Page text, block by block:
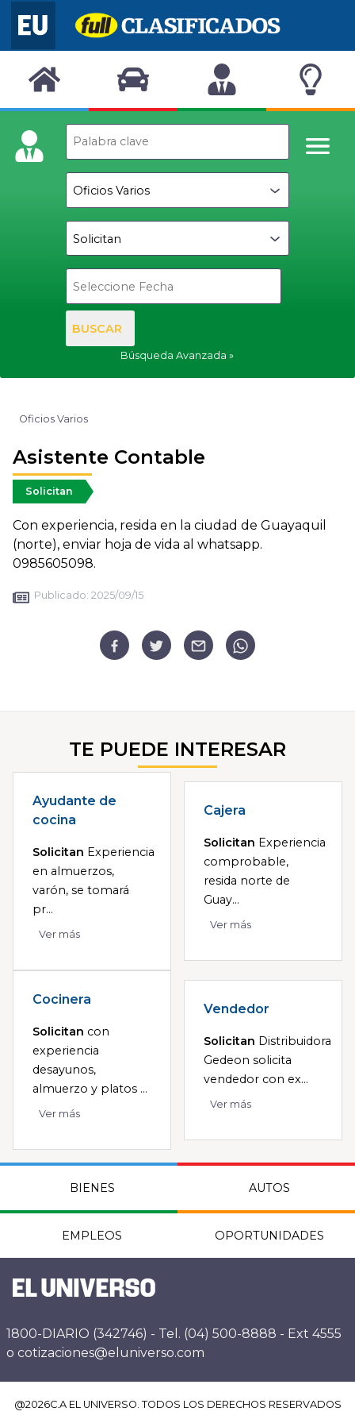
BUSCAR
Búsqueda Avanzada
Oficios Varios
Asistente Contable
Solicitan
Con experiencia, resida en la ciudad de Guayaquil
(norte), enviar hoja de vida al whatsapp.
0985605098.
Publicado: 2025/09/15
TE PUEDE INTERESAR
Ayudante de
cocina
Solicitan Experiencia
en almuerzos,
varón, se tomará
pr...
Ver más
Cajera
Solicitan Experiencia
comprobable,
resida norte de
Guay...
Ver más
Cocinera
Solicitan con
experiencia
desayunos,
almuerzo y platos ...
Ver más
Vendedor
Solicitan Distribuidora
Gedeon solicita
vendedor con ex...
Ver más
BIENES AUTOS
EMPLEOS OPORTUNIDADES
1800-DIARIO (342746) - Tel. (04) 500-8888 - Ext 4555
o cotizaciones@eluniverso.com
@2026C.A EL UNIVERSO. TODOS LOS DERECHOS RESERVADOS